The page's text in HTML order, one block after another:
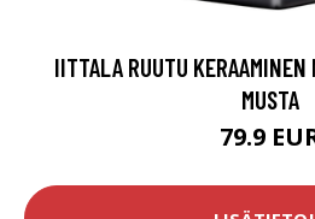
IITTALA RUUTU
MUSTA
79.9